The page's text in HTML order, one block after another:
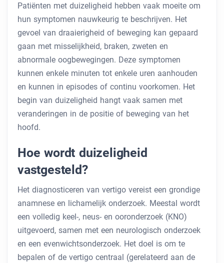
Patiënten met duizeligheid hebben vaak moeite om
hun symptomen nauwkeurig te beschrijven. Het
gevoel van draaierigheid of beweging kan gepaard
gaan met misselijkheid, braken, zweten en
abnormale oogbewegingen. Deze symptomen
kunnen enkele minuten tot enkele uren aanhouden
en kunnen in episodes of continu voorkomen. Het
begin van duizeligheid hangt vaak samen met
veranderingen in de positie of beweging van het
hoofd.
Hoe wordt duizeligheid
vastgesteld?
Het diagnosticeren van vertigo vereist een grondige
anamnese en lichamelijk onderzoek. Meestal wordt
een volledig keel-, neus- en ooronderzoek (KNO)
uitgevoerd, samen met een neurologisch onderzoek
en een evenwichtsonderzoek. Het doel is om te
bepalen of de vertigo centraal (gerelateerd aan de